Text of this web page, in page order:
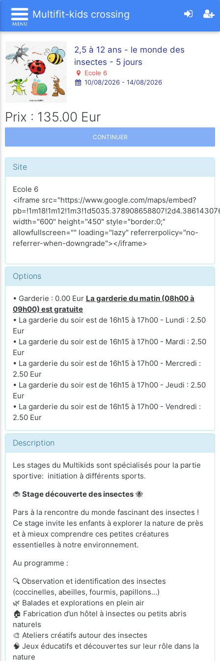
Multifit-kids crossing
2,5 à 12 ans - le monde des
insectes - 5 jours
Ecole 6
10/08/2026 - 14/08/2026
Prix : 135.00 Eur
CONTINUER
Site
Ecole 6
<iframe src="https://www.google.com/maps/embed?
width="600" height="450" style="border:0;"
allowfullscreen="" loading="lazy" referrerpolicy="no-
referrer-when-downgrade"></iframe>
Options
• Garderie : 0.00 Eur La garderie du matin (08h00 à
09h00) est gratuite
• La garderie du soir est de 16h15 à 17h00 - Lundi : 2.50
Eur
• La garderie du soir est de 16h15 à 17h00 - Mardi : 2.50
Eur
• La garderie du soir est de 16h15 à 17h00 - Mercredi :
2.50 Eur
• La garderie du soir est de 16h15 à 17h00 - Jeudi : 2.50
Eur
• La garderie du soir est de 16h15 à 17h00 - Vendredi :
2.50 Eur
Description
Les stages du Multikids sont spécialisés pour la partie
sportive: initiation à différents sports.
🐞 Stage découverte des insectes 🐝
Pars à la rencontre du monde fascinant des insectes !
Ce stage invite les enfants à explorer la nature de près
et à mieux comprendre ces petites créatures
essentielles à notre environnement.
Au programme :
🔍 Observation et identification des insectes
(coccinelles, abeilles, fourmis, papillons…)
🌿 Balades et explorations en plein air
🏠 Fabrication d’un hôtel à insectes ou petits abris
naturels
🎨 Ateliers créatifs autour des insectes
🧠 Jeux éducatifs et découvertes sur leur rôle dans la
nature